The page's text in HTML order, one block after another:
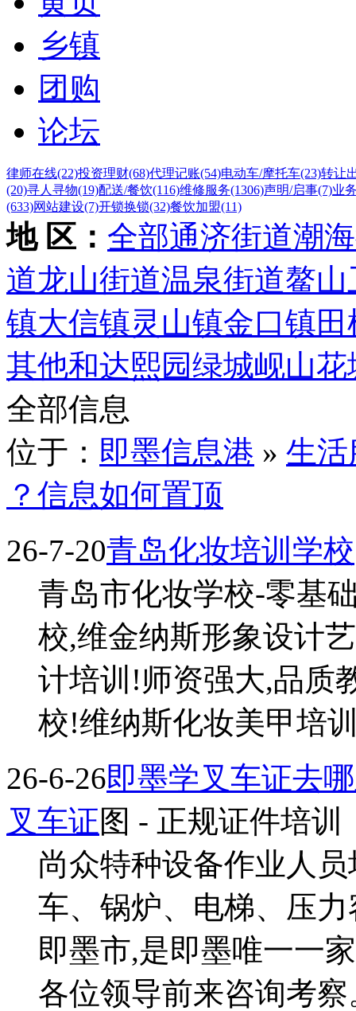
乡镇
团购
论坛
律师在线(22)投资理财(68)代理记账(54)电动车/摩托车(23)转让
(20)寻人寻物(19)配送/餐饮(116)维修服务(1306)声明/启事(7)业
(633)网站建设(7)开锁换锁(32)餐饮加盟(11)
地 区： 全部通济街道潮
道龙山街道温泉街道鳌山
镇大信镇灵山镇金口镇
其他和达熙园绿城岘山花
全部信息
位于： 即墨信息港 » 生活
？信息如何置顶
26-7-20青岛化妆培训学校
青岛市化妆学校-零基
校,维金纳斯形象设计
计培训!师资强大,品质
校!维纳斯化妆美甲培
26-6-26即墨学叉车证去
叉车证图 - 正规证件培训
尚众特种设备作业人
车、锅炉、电梯、压
即墨市,是即墨唯一一
各位领导前来咨询考